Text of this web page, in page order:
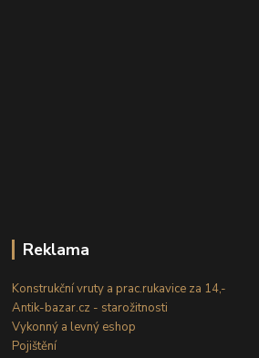
Reklama
Konstrukční vruty a prac.rukavice za 14,-
Antik-bazar.cz - starožitnosti
Vykonný a levný eshop
Pojištění